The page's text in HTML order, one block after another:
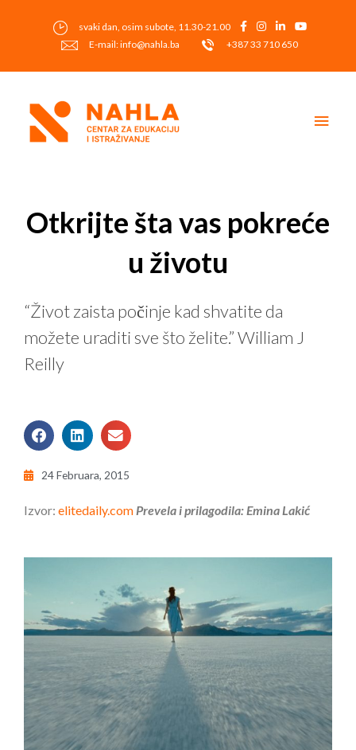
svaki dan, osim subote, 11.30-21.00
E-mail: info@nahla.ba
+387 33 710 650
Otkrijte šta vas pokreće
u životu
“Život zaista počinje kad shvatite da
možete uraditi sve što želite.” William J
Reilly
24 Februara, 2015
Izvor: elitedaily.comPrevela i prilagodila: Emina Lakić